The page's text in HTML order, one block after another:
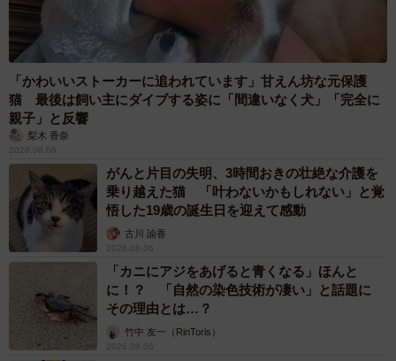
「かわいいストーカーに追われています」甘えん坊な元保護
猫 最後は飼い主にダイブする姿に「間違いなく犬」「完全に
親子」と反響
梨木 香奈
2026.08.06
がんと片目の失明、3時間おきの壮絶な介護を
乗り越えた猫 「叶わないかもしれない」と覚
悟した19歳の誕生日を迎えて感動
古川 諭香
2026.08.06
「カニにアジをあげると青くなる」ほんと
に！？ 「自然の染色技術が凄い」と話題に
その理由とは…？
竹中 友一（RinToris）
2026.08.06